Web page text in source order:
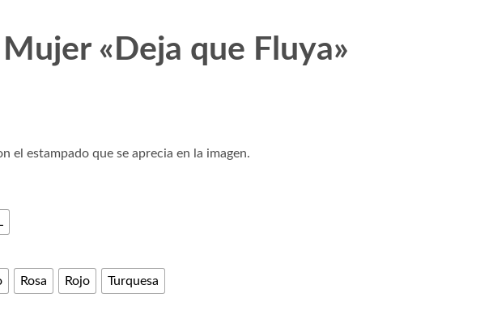
«Deja que Fluya»
el estampado que se aprecia en la imagen.
Rosa Rojo Turquesa